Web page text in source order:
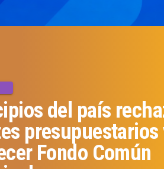
del país
presupuestarios
Fondo Común